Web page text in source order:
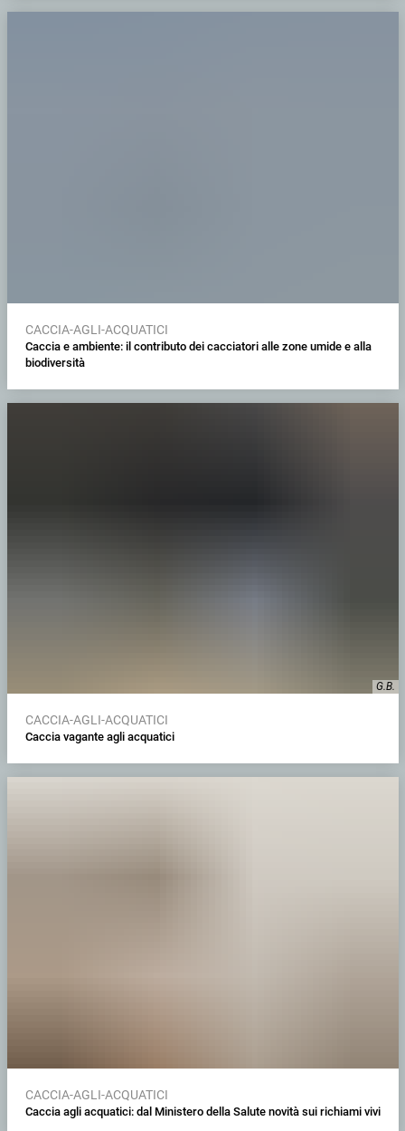
CACCIA-AGLI-ACQUATICI
Caccia e ambiente: il contributo dei cacciatori alle zone umide e alla
biodiversità
G.B.
CACCIA-AGLI-ACQUATICI
Caccia vagante agli acquatici
CACCIA-AGLI-ACQUATICI
Caccia agli acquatici: dal Ministero della Salute novità sui richiami vivi